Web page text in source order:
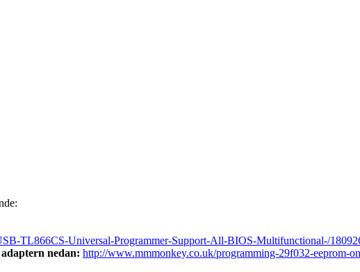
TL866CS-Universal-Programmer-Support-All-BIOS-Multifunctional-/
nedan: http://www.mmmonkey.co.uk/programming-29f032-eeprom-